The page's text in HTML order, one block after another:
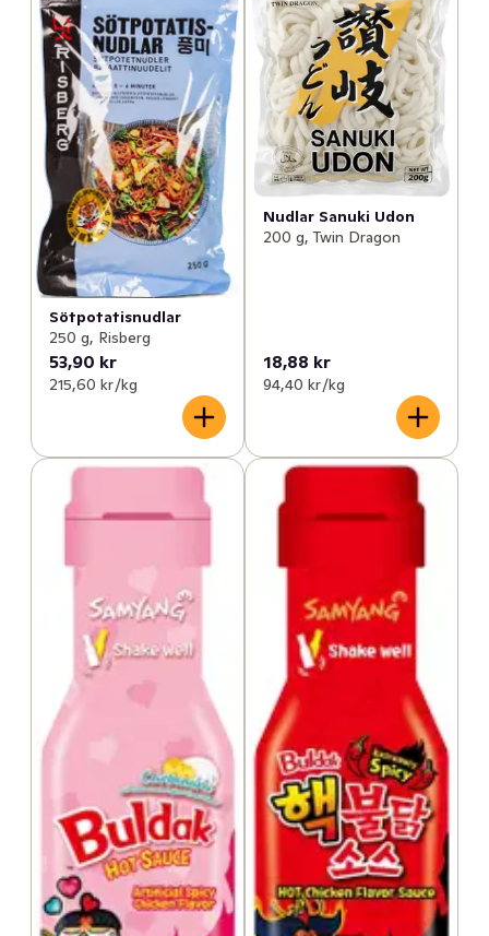
Sötpotatisnudlar
250 g, Risberg
53,90 kr
215,60 kr /kg
Nudlar Sanuki Udon
200 g, Twin Dragon
18,88 kr
94,40 kr /kg